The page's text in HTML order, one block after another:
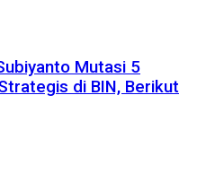
Mutasi 5
di BIN, Berikut